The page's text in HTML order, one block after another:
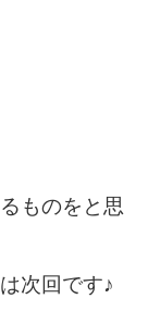
ものをと思
次回です♪